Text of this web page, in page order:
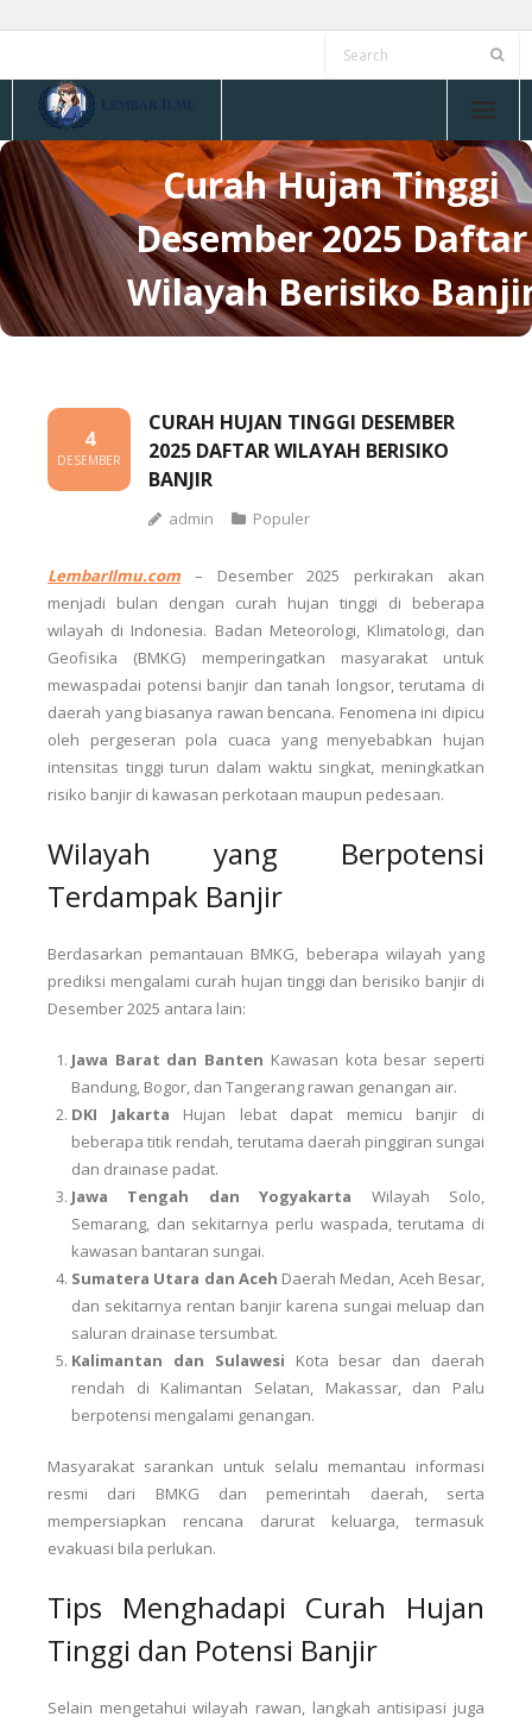
content
Curah Hujan Tinggi
Desember 2025 Daftar
Wilayah Berisiko
CURAH HUJAN TINGGI DESEMBER
2025 DAFTAR WILAYAH BERISIKO
BANJIR
4
DESEMBER
admin Populer
LembarIlmu.com – Desember 2025 perkirakan akan
menjadi bulan dengan curah hujan tinggi di beberapa
wilayah di Indonesia. Badan Meteorologi, Klimatologi, dan
Geofisika (BMKG) memperingatkan masyarakat untuk
mewaspadai potensi banjir dan tanah longsor, terutama di
daerah yang biasanya rawan bencana. Fenomena ini dipicu
oleh pergeseran pola cuaca yang menyebabkan hujan
intensitas tinggi turun dalam waktu singkat, meningkatkan
risiko banjir di kawasan perkotaan maupun pedesaan.
Wilayah yang Berpotensi
Terdampak Banjir
Berdasarkan pemantauan BMKG, beberapa wilayah yang
prediksi mengalami curah hujan tinggi dan berisiko banjir di
Desember 2025 antara lain:
Jawa Barat dan Banten Kawasan kota besar seperti
Bandung, Bogor, dan Tangerang rawan genangan air.
DKI Jakarta Hujan lebat dapat memicu banjir di
beberapa titik rendah, terutama daerah pinggiran sungai
dan drainase padat.
Jawa Tengah dan Yogyakarta Wilayah Solo,
Semarang, dan sekitarnya perlu waspada, terutama di
kawasan bantaran sungai.
Sumatera Utara dan Aceh Daerah Medan, Aceh Besar,
dan sekitarnya rentan banjir karena sungai meluap dan
saluran drainase tersumbat.
Kalimantan dan Sulawesi Kota besar dan daerah
rendah di Kalimantan Selatan, Makassar, dan Palu
berpotensi mengalami genangan.
Masyarakat sarankan untuk selalu memantau informasi
resmi dari BMKG dan pemerintah daerah, serta
mempersiapkan rencana darurat keluarga, termasuk
evakuasi bila perlukan.
Tips Menghadapi Curah Hujan
Tinggi dan Potensi Banjir
Selain mengetahui wilayah rawan, langkah antisipasi juga